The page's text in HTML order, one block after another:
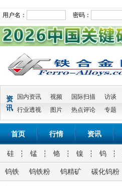
用户名： 密码：
资
讯
国内资讯 视频 国际扫描
访谈
行业透视
图片 热点评论 专题
首页 行情 资讯
硅 锰 铬 镍 钨
钨铁 钨铁粉 钨精矿 碳化钨粉